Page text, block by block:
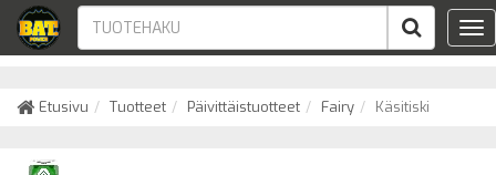
Etusivu Tuotteet Päivittäistuotteet Fairy Käsitiski